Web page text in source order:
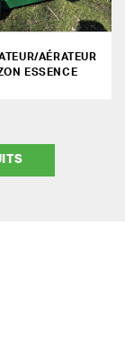
AÉRATEUR
ESSENCE